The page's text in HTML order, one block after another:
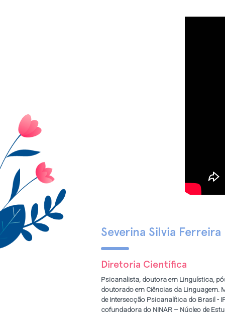
Severina Silvia Ferreira
Diretoria Científica
Psicanalista, doutora em Linguística,
doutorado em Ciências da Linguagem.
de Intersecção Psicanalítica do Brasil -
cofundadora do NINAR – Núcleo de